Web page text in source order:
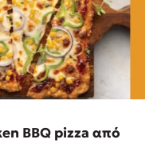
BBQ pizza από